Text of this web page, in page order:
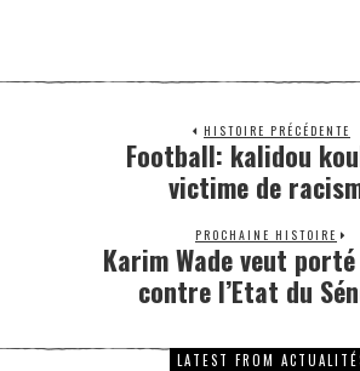
HISTOIRE PRÉCÉDENTE
Football: kalidou
victime de
PROCHAINE HISTOIRE
Karim Wade veut
contre l’Etat du
LATEST FROM